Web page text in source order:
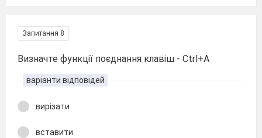
Запитання 8
Визначте функції поєднання клавіш - Ctrl+A
варіанти відповідей
вирізати
вставити